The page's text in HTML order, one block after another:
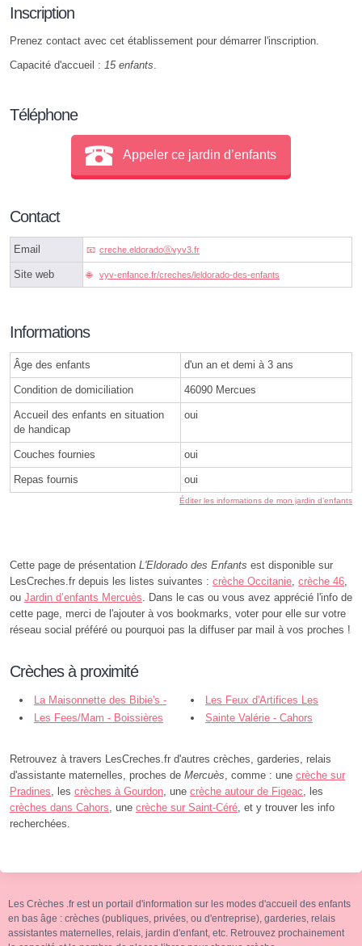
Inscription
Prenez contact avec cet établissement pour démarrer l'inscription.
Capacité d'accueil : 15 enfants
Téléphone
Appeler ce jardin d’enfants
Contact
Email creche.eldoradoⓐvyv3.fr
Site web vyv-enfance.fr/creches/leldorado-des-enfants
Informations
Âge des enfants d'un an et demi à 3 ans
Condition de domiciliation 46090 Mercues
Accueil des enfants en situation
de handicap
oui
Couches fournies oui
Repas fournis oui
Éditer les informations de mon jardin d’enfants
Cette page de présentation L'Eldorado des Enfants est disponible sur
LesCreches.fr depuis les listes suivantes : crèche Occitanie crèche 46
ou Jardin d’enfants Mercuès . Dans le cas ou vous avez apprécié l'info de
cette page, merci de l'ajouter à vos bookmarks, voter pour elle sur votre
réseau social préféré ou pourquoi pas la diffuser par mail à vos proches !
Crèches à proximité
La Maisonnette des Bibie's -
Pradines
Les Feux d'Artifices Les
Paillettes - Cahors
Les Fees/Mam - Boissières Sainte Valérie - Cahors
Retrouvez à travers LesCreches.fr d'autres crèches, garderies, relais
d'assistante maternelles, proches de Mercuès , comme : une crèche sur
Pradines , les crèches à Gourdon , une crèche autour de Figeac , les
crèches dans Cahors , une crèche sur Saint-Céré , et y trouver les info
recherchées.
Les Crèches .fr est un portail d'information sur les modes d'accueil des enfants
en bas âge : crèches (publiques, privées, ou d'entreprise), garderies, relais
assistantes maternelles, relais, jardin d'enfant, etc. Retrouvez prochainement